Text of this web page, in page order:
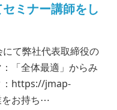
ミナー講師をし
て弊社代表取締役の
「全体最適」からみ
：https://jmap-
お持ち⋯